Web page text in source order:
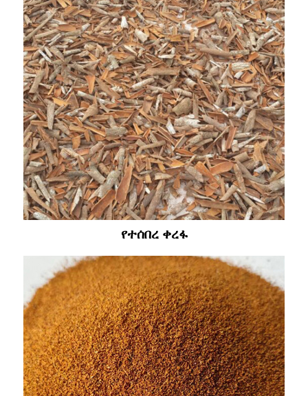
የተሰበረ ቀረፋ